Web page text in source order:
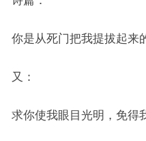
你是从死门把我提拔起来
又：
求你使我眼目光明，免得